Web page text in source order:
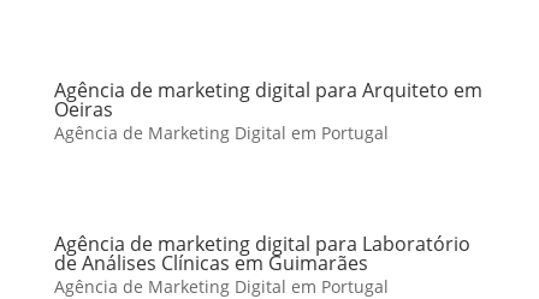
Agência de marketing digital para Arquiteto em
Oeiras
Agência de Marketing Digital em Portugal
Agência de marketing digital para Laboratório
de Análises Clínicas em Guimarães
Agência de Marketing Digital em Portugal